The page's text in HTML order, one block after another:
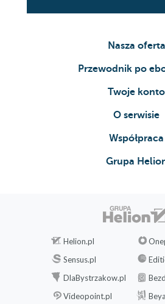
Nasza oferta
Przewodnik po
Twoje konto
O serwisie
Współpraca
Grupa
Helion.pl
Sensus.pl
DlaBystrzakow.pl
Videopoint.pl